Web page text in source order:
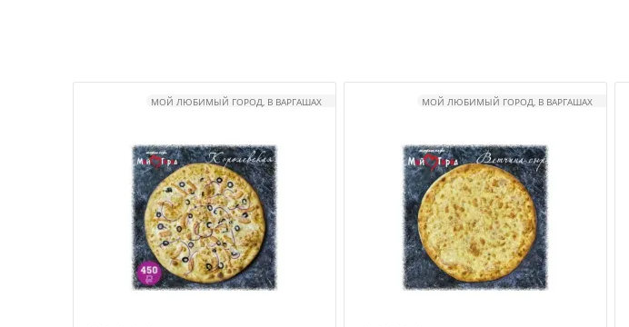
МОЙ ЛЮБИМЫЙ ГОРОД, В ВАРГАШАХ МОЙ ЛЮБИМЫЙ ГОРОД, В ВАРГАШАХ